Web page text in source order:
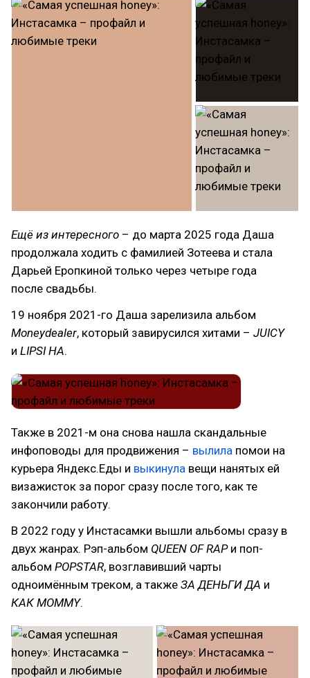
Ещё из интересного – до марта 2025 года Даша
продолжала ходить с фамилией Зотеева и стала
Дарьей Еропкиной только через четыре года
после свадьбы.
19 ноября 2021-го Даша зарелизила альбом
Moneydealer, который завирусился хитами – JUICY
и LIPSI HA.
Также в 2021-м она снова нашла скандальные
инфоповоды для продвижения – вылила помои на
курьера Яндекс.Еды и выкинула вещи нанятых ей
визажисток за порог сразу после того, как те
закончили работу.
В 2022 году у Инстасамки вышли альбомы сразу в
двух жанрах. Рэп-альбом QUEEN OF RAP и поп-
альбом POPSTAR, возглавивший чарты
одноимённым треком, а также ЗА ДЕНЬГИ ДА и
КАК MOMMY.